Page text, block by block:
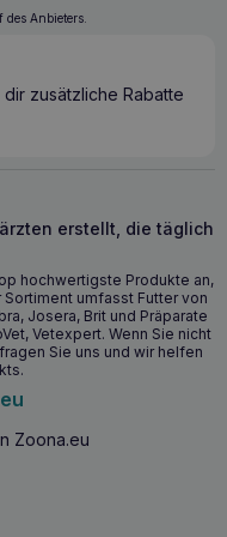
, wirkt sich positiv
wichtig für
, um
und gefährliche
allem für trächtige
Gesundheit
ohne Risiko von
und
Heilungsprozesse
und des
von
300g
Anbieters.
zusätzliche Rabatte
erstellt, die täglich
hochwertigste Produkte an,
umfasst Futter von
Josera, Brit und Präparate
Vetexpert. Wenn Sie nicht
Sie uns und wir helfen
Zoona.eu